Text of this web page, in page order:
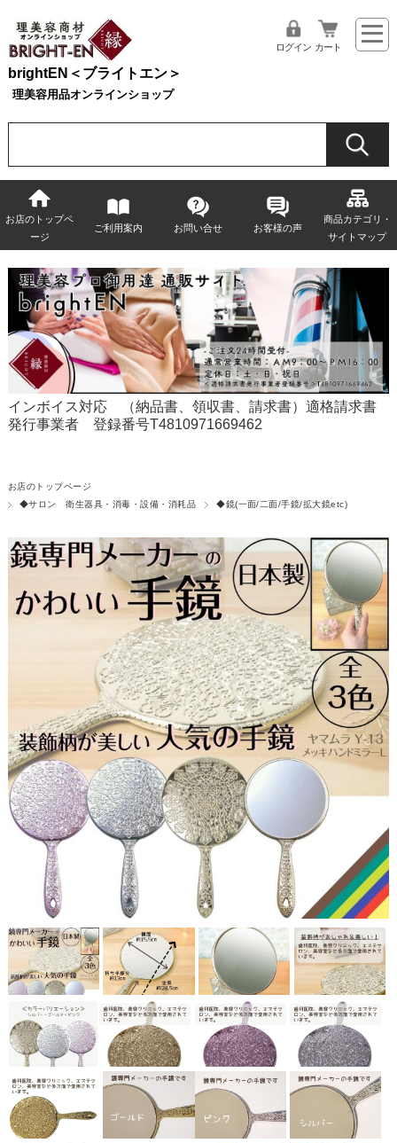
brightEN＜ブライトエン＞
理美容用品オンラインショップ
ログイン カート
お店のトップペ
ージ
ご利用案内 お問い合せ お客様の声
商品カテゴリ・
サイトマップ
インボイス対応 （納品書、領収書、請求書）適格請求書
発行事業者 登録番号T4810971669462
お店のトップページ
◆サロン 衛生器具・消毒・設備・消耗品
◆鏡(一面/二面/手鏡/拡大鏡etc)